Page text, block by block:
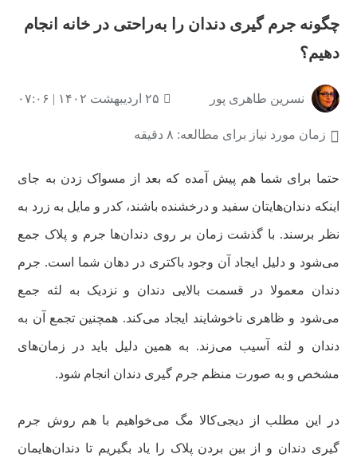
چگونه جرم گیری دندان را به‌راحتی در خانه انجام
دهیم؟
نسرین طاهری پور ۲۵ اردیبهشت ۱۴۰۲ | ۰۷:۰۶
زمان مورد نیاز برای مطالعه: ۸ دقیقه
حتما برای شما هم پیش آمده که بعد از مسواک زدن به جای
اینکه دندان‌هایتان سفید و درخشنده باشند، کدر و مایل به زرد به
نظر برسند. با گذشت زمان بر روی دندان‌ها جرم و پلاک جمع
می‌شود و دلیل ایجاد آن وجود باکتری در دهان شما است. جرم
دندان معمولا در قسمت بالایی دندان و نزدیک به لثه جمع
می‌شود و ظاهری ناخوشایند ایجاد می‌کند. همچنین تجمع آن به
دندان و لثه آسیب می‌زند. به همین دلیل باید در زمان‌های
مشخص و به صورت منظم جرم گیری دندان انجام شود.
در این مطلب از دیجی‌کالا مگ می‌خواهیم با هم روش جرم
گیری دندان و از بین بردن پلاک را یاد بگیریم تا دندان‌هایمان